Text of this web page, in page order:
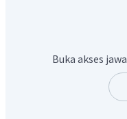
asam lemah) dapat
Sehingga garam ini
7. Karena hanya salah
dengan air, maka jenis
Buka akses